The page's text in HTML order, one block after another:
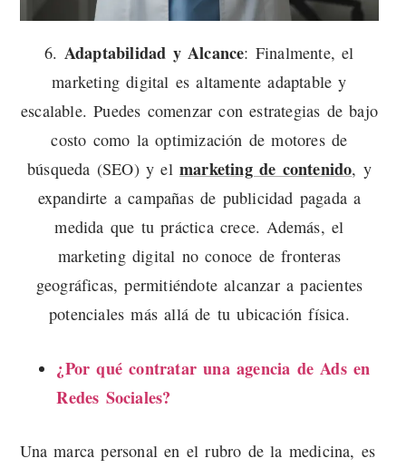
6. Adaptabilidad y Alcance: Finalmente, el
marketing digital es altamente adaptable y
escalable. Puedes comenzar con estrategias de bajo
costo como la optimización de motores de
búsqueda (SEO) y el marketing de contenido, y
expandirte a campañas de publicidad pagada a
medida que tu práctica crece. Además, el
marketing digital no conoce de fronteras
geográficas, permitiéndote alcanzar a pacientes
potenciales más allá de tu ubicación física.
¿Por qué contratar una agencia de Ads en
Redes Sociales?
Una marca personal en el rubro de la medicina, es